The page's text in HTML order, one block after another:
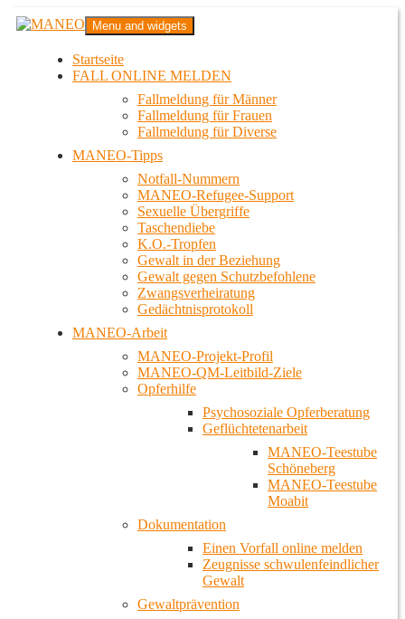
Zum
InhaltMANEO
Das schwule Anti-Gewalt-Projekt in Berlin
Menu and widgets
Startseite
FALL ONLINE MELDEN
Fallmeldung für Männer
Fallmeldung für Frauen
Fallmeldung für Diverse
MANEO-Tipps
Notfall-Nummern
MANEO-Refugee-Support
Sexuelle Übergriffe
Taschendiebe
K.O.-Tropfen
Gewalt in der Beziehung
Gewalt gegen Schutzbefohlene
Zwangsverheiratung
Gedächtnisprotokoll
MANEO-Arbeit
MANEO-Projekt-Profil
MANEO-QM-Leitbild-Ziele
Opferhilfe
Psychosoziale Opferberatung
Geflüchtetenarbeit
MANEO-Teestube
Schöneberg
MANEO-Teestube
Moabit
Dokumentation
Einen Vorfall online melden
Zeugnisse schwulenfeindlicher
Gewalt
Gewaltprävention